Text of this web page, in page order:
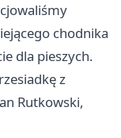
chodnika
dla pieszych.
z
Rutkowski,